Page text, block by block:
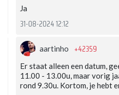
Ja
31-08-2024 12:12
aartinho +42359
Er staat alleen een datum,
11.00 - 13.00u, maar vorig
rond 9.30u. Kortom, je hebt